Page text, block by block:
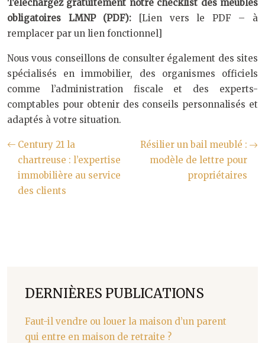
Téléchargez gratuitement notre checklist des meubles
obligatoires LMNP (PDF): [Lien vers le PDF – à
remplacer par un lien fonctionnel]
Nous vous conseillons de consulter également des sites
spécialisés en immobilier, des organismes officiels
comme l’administration fiscale et des experts-
comptables pour obtenir des conseils personnalisés et
adaptés à votre situation.
Century 21 la
chartreuse : l’expertise
immobilière au service
des clients
Résilier un bail meublé :
modèle de lettre pour
propriétaires
DERNIÈRES PUBLICATIONS
Faut-il vendre ou louer la maison d’un parent
qui entre en maison de retraite ?